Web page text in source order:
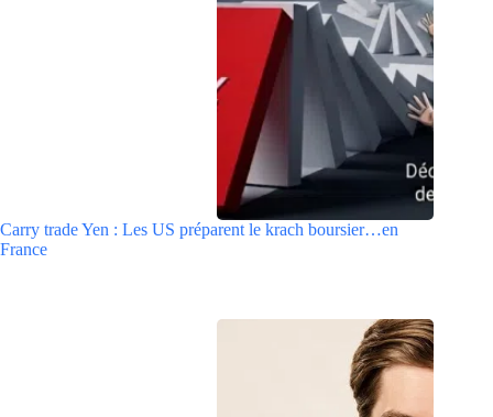
Carry trade Yen : Les US préparent le krach boursier…en
France